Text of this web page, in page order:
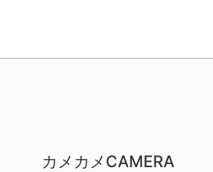
カメカメCAMERA